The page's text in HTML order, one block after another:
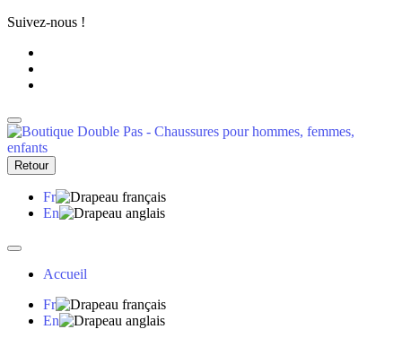
Suivez-nous !
Retour
Fr
En
Accueil
Fr
En